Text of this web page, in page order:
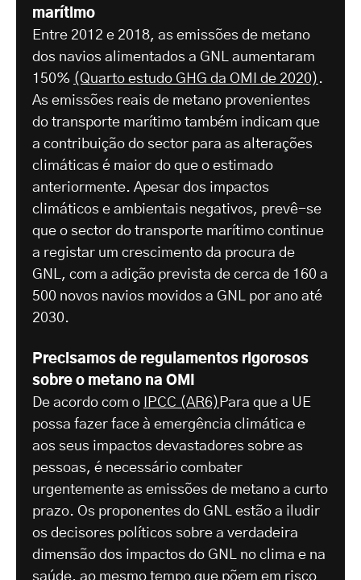
marítimo
Entre 2012 e 2018, as emissões de metano
dos navios alimentados a GNL aumentaram
150% (Quarto estudo GHG da OMI de 2020) .
As emissões reais de metano provenientes
do transporte marítimo também indicam que
a contribuição do sector para as alterações
climáticas é maior do que o estimado
anteriormente. Apesar dos impactos
climáticos e ambientais negativos, prevê-se
que o sector do transporte marítimo continue
a registar um crescimento da procura de
GNL, com a adição prevista de cerca de 160 a
500 novos navios movidos a GNL por ano até
2030.
Precisamos de regulamentos rigorosos
sobre o metano na OMI
De acordo com o
IPCC (AR6) Para que a UE
possa fazer face à emergência climática e
aos seus impactos devastadores sobre as
pessoas, é necessário combater
urgentemente as emissões de metano a curto
prazo. Os proponentes do GNL estão a iludir
os decisores políticos sobre a verdadeira
dimensão dos impactos do GNL no clima e na
saúde, ao mesmo tempo que põem em risco